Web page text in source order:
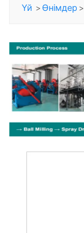
Үй > Өнімдер >